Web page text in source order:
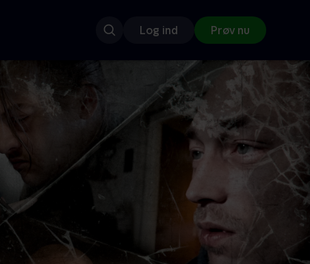
Log ind Prøv nu